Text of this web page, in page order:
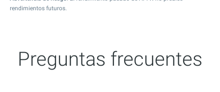
rendimientos futuros.
Preguntas frecuentes